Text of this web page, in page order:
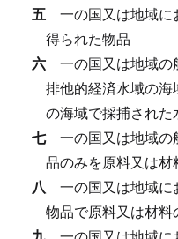
五 一の国又は地域に
得られた物品
六 一の国又は地域
排他的経済水域の
の海域で採捕された
七 一の国又は地域の
品のみを原料又は
八 一の国又は地域
物品で原料又は材